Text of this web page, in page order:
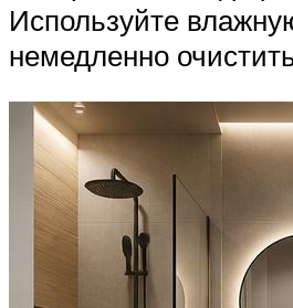
Используйте
немедленно